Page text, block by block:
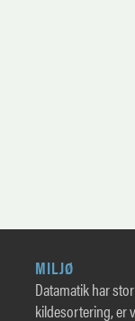
MILJØ
Datamatik har
kildesortering, er